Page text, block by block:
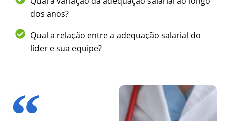
dos anos?
Qual a relação entre a adequação salarial do
líder e sua equipe?